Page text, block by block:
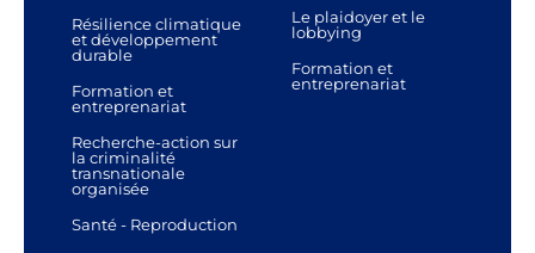
Résilience climatique
et développement
durable
Formation et
entreprenariat
Recherche-action sur
la criminalité
transnationale
organisée
Santé - Reproduction
Le plaidoyer et le
lobbying
Formation et
entreprenariat